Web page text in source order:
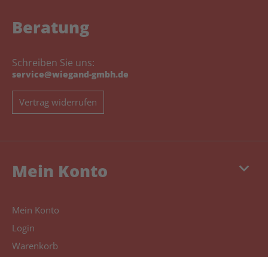
Beratung
Schreiben Sie uns:
service@wiegand-gmbh.de
Vertrag widerrufen
keyboard_arrow_down
Mein Konto
Mein Konto
Login
Warenkorb